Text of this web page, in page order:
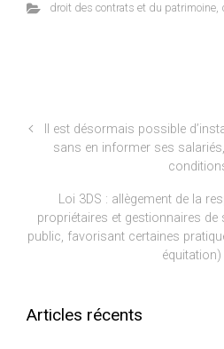
droit des contrats et du patrimoine,
Il est désormais possible
sans en informer ses
Loi 3DS : allègement de la
propriétaires et gestionnaires
public, favorisant certaines
équitation)
Articles récents
Méta
Flux des commentaires
Site de WordPress-FR
BARÈME INDICATIF DES HONORAIRES